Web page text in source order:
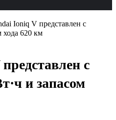
Ioniq V представлен с
хода 620 км
с
и запасом